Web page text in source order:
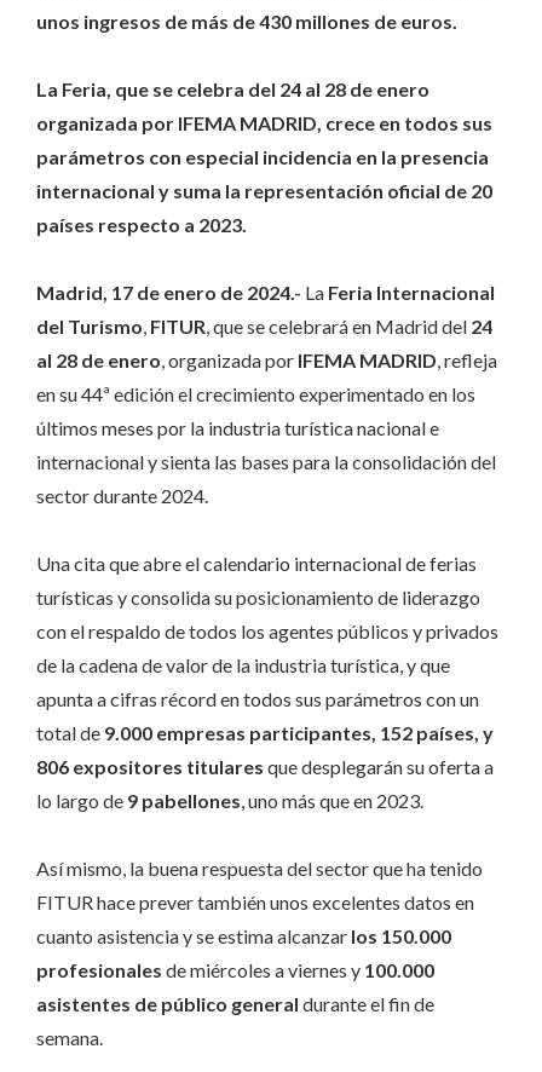
unos ingresos de más de 430 millones de euros.
La Feria, que se celebra del 24 al 28 de enero
organizada por IFEMA MADRID, crece en todos sus
parámetros con especial incidencia en la presencia
internacional y suma la representación oficial de 20
países respecto a 2023.
Madrid, 17 de enero de 2024.- La Feria Internacional
del Turismo FITUR , que se celebrará en Madrid del 24
al 28 de enero , organizada por IFEMA MADRID , refleja
en su 44ª edición el crecimiento experimentado en los
últimos meses por la industria turística nacional e
internacional y sienta las bases para la consolidación del
sector durante 2024.
Una cita que abre el calendario internacional de ferias
turísticas y consolida su posicionamiento de liderazgo
con el respaldo de todos los agentes públicos y privados
de la cadena de valor de la industria turística, y que
apunta a cifras récord en todos sus parámetros con un
total de 9.000 empresas participantes, 152 países, y
806 expositores titulares que desplegarán su oferta a
lo largo de 9 pabellones , uno más que en 2023.
Así mismo, la buena respuesta del sector que ha tenido
FITUR hace prever también unos excelentes datos en
cuanto asistencia y se estima alcanzar los 150.000
profesionales de miércoles a viernes y 100.000
asistentes de público general durante el fin de
semana.